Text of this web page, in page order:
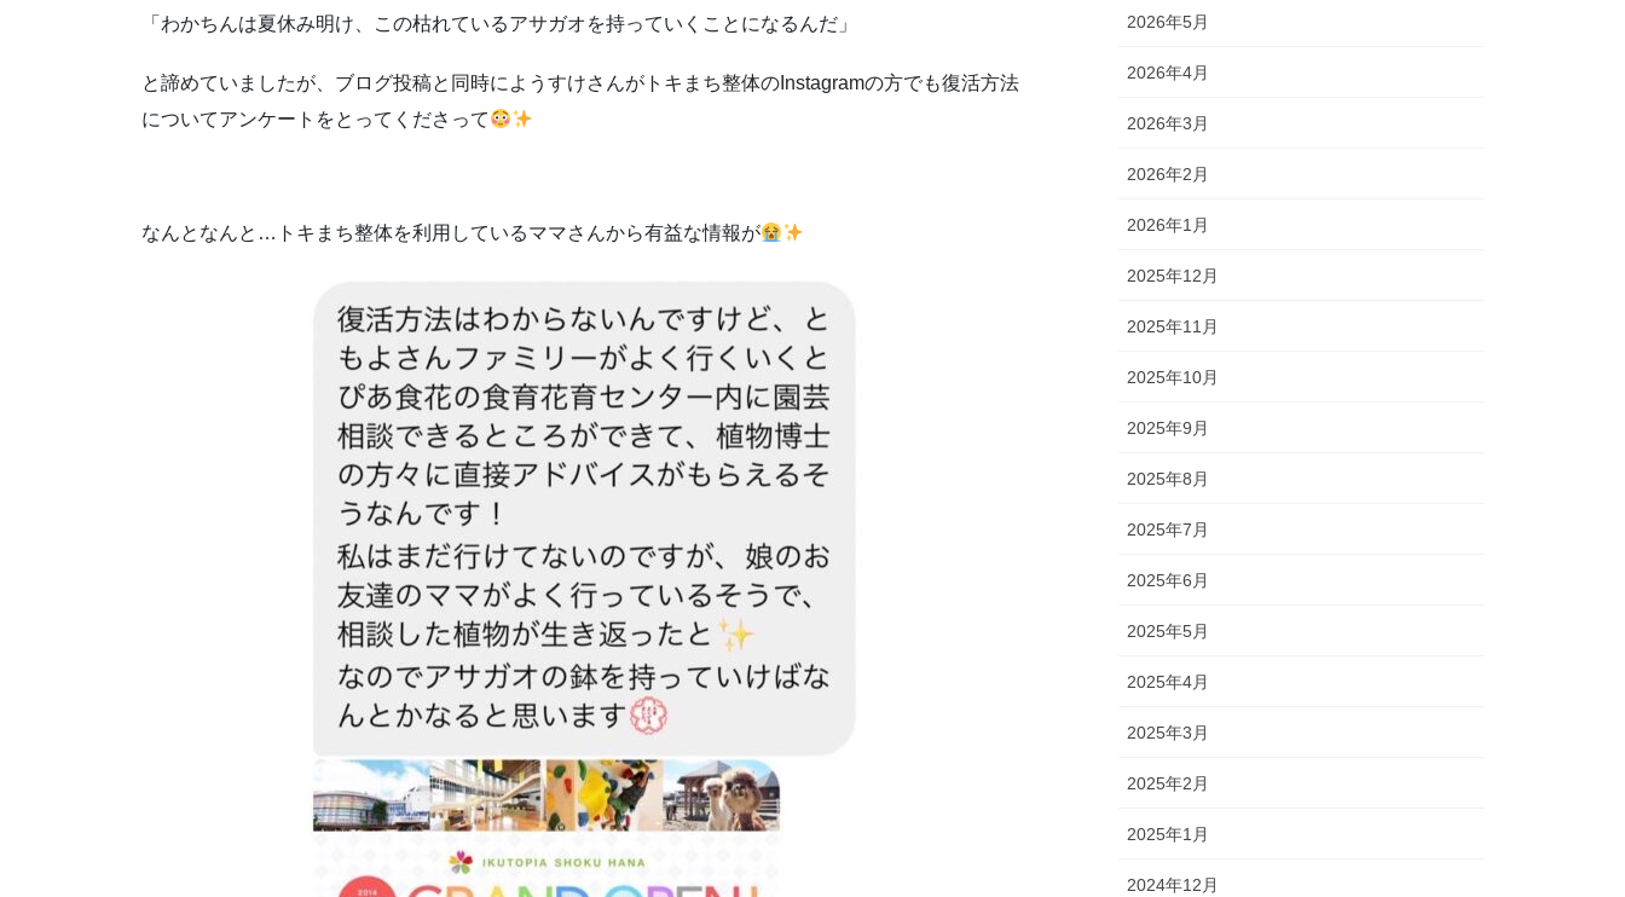
「わかちんは夏休み明け、この枯れているアサガオを持っていくことになるんだ」
と諦めていましたが、ブログ投稿と同時にようすけさんがトキまち整体のInstagramの方でも復活方法
についてアンケートをとってくださって
なんとなんと…トキまち整体を利用しているママさんから有益な情報が
2026年5月
2026年4月
2026年3月
2026年2月
2026年1月
2025年12月
2025年11月
2025年10月
2025年9月
2025年8月
2025年7月
2025年6月
2025年5月
2025年4月
2025年3月
2025年2月
2025年1月
2024年12月